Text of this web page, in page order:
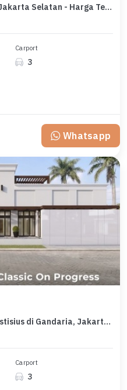
Rumah Area Luxury Gandaria, Jakarta Selatan - Harga Terbaik 9,5 Miliar
Carport
3
Whatsapp
Penawaran Langka, rumah Prestisius di Gandaria, Jakarta Selatan, LB 868m²
Carport
3